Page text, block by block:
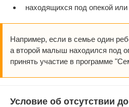
находящихся под опекой
Например, если в семье один
а второй малыш находился под
принять участие в программе
Условие об отсутствии